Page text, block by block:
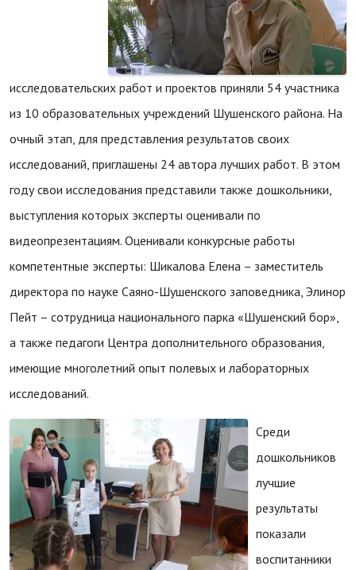
исследовательских работ и проектов приняли 54 участника
из 10 образовательных учреждений Шушенского района. На
очный этап, для представления результатов своих
исследований, приглашены 24 автора лучших работ. В этом
году свои исследования представили также дошкольники,
выступления которых эксперты оценивали по
видеопрезентациям. Оценивали конкурсные работы
компетентные эксперты: Шикалова Елена – заместитель
директора по науке Саяно-Шушенского заповедника, Элинор
Пейт – сотрудница национального парка «Шушенский бор»,
а также педагоги Центра дополнительного образования,
имеющие многолетний опыт полевых и лабораторных
исследований.
Среди
дошкольников
лучшие
результаты
показали
воспитанники